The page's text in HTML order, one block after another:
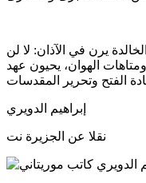
يرن في الآذان: لا لن
الهوان، يحيون عهد
إبراهيم الدويري
نقلا عن الجزيرة نت